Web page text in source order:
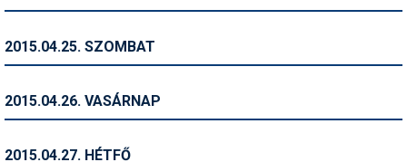
Történelem
Utazási tippek
2015.04.25. SZOMBAT
2015.04.26. VASÁRNAP
2015.04.27. HÉTFŐ